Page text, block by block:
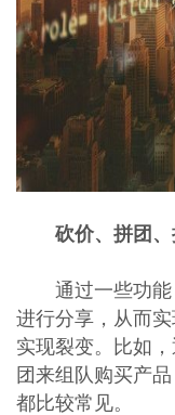
砍价、拼团
通过一些功能
进行分享，从而
实现裂变。比如
团来组队购买产
都比较常见。